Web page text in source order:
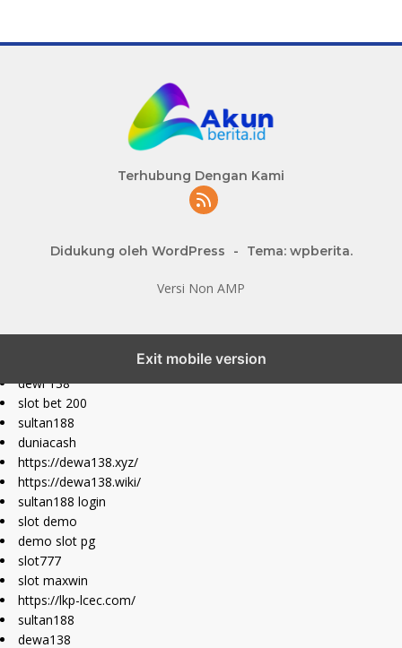
Terhubung Dengan Kami
Didukung oleh WordPress - Tema: wpberita.
Versi Non AMP
Exit mobile version
dewi 138
slot bet 200
sultan188
duniacash
https://dewa138.xyz/
https://dewa138.wiki/
sultan188 login
slot demo
demo slot pg
slot777
slot maxwin
https://lkp-lcec.com/
sultan188
dewa138